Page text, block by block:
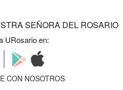
SEÑORA DEL ROSARIO
URosario en:
CON NOSOTROS